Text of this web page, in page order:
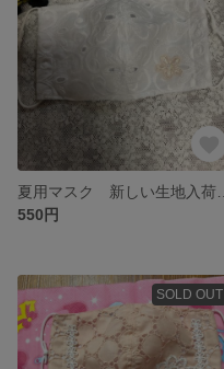
550円
SOLD OUT